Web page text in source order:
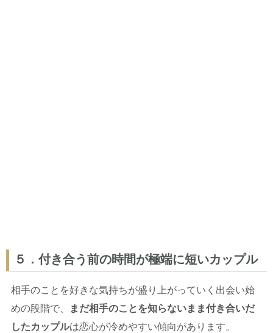
５．付き合う前の時間が極端に短いカップル
相手のことを好きな気持ちが盛り上がっていく出会い始
めの段階で、
まだ相手のことを知らないまま付き合いだ
したカップルは恋心が冷めやすい傾向があります。